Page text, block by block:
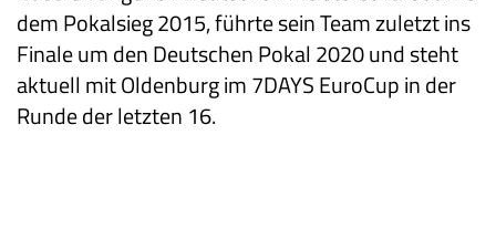
dem Pokalsieg 2015, führte sein Team zuletzt ins
Finale um den Deutschen Pokal 2020 und steht
aktuell mit Oldenburg im 7DAYS EuroCup in der
Runde der letzten 16.